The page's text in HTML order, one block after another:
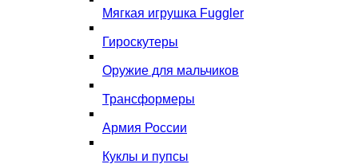
Мягкая игрушка Fuggler
Гироскутеры
Оружие для мальчиков
Трансформеры
Армия России
Куклы и пупсы